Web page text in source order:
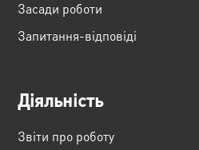
Засади роботи
Запитання-відповіді
Діяльність
Звіти про роботу